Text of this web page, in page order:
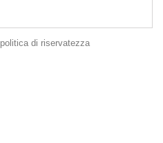
politica di riservatezza